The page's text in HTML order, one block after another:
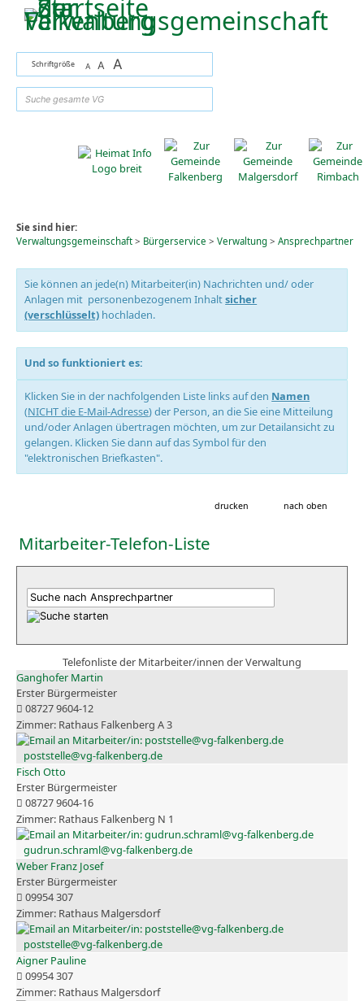
Zum Inhalt,zur Navigationoder
Schriftgröße A A A
Sie sind hier:
Verwaltungsgemeinschaft> Bürgerservice > Verwaltung> Ansprechpartner
Sie können an jede(n) Mitarbeiter(in) Nachrichten und/ oder
Anlagen mit personenbezogenem Inhaltsicher
(verschlüsselt) hochladen.
Und so funktioniert es:
Klicken Sie in der nachfolgenden Liste links auf den Namen
(NICHT die E-Mail-Adresse) der Person, an die Sie eine Mitteilung
und/oder Anlagen übertragen möchten, um zur Detailansicht zu
gelangen. Klicken Sie dann auf das Symbol für den
"elektronischen Briefkasten".
drucken nach oben
Mitarbeiter-Telefon-Liste
Telefonliste der Mitarbeiter/innen der Verwaltung
Ganghofer Martin
Erster Bürgermeister
08727 9604-12
Rathaus Falkenberg A 3
poststelle@vg-falkenberg.de
Fisch Otto
Erster Bürgermeister
08727 9604-16
Rathaus Falkenberg N 1
gudrun.schraml@vg-falkenberg.de
Weber Franz Josef
Erster Bürgermeister
09954 307
Rathaus Malgersdorf
poststelle@vg-falkenberg.de
Aigner Pauline
09954 307
Rathaus Malgersdorf